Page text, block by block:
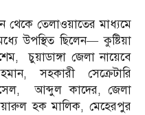
তেলাওয়াতের মাধ্যমে
উপস্থিত ছিলেন— কুষ্টিয়া
চুয়াডাঙ্গা জেলা নায়েবে
সহকারী সেক্রেটারি
আব্দুল কাদের, জেলা
হক মালিক, মেহেরপুর